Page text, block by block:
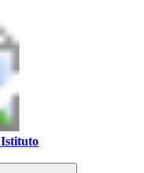
Istituto